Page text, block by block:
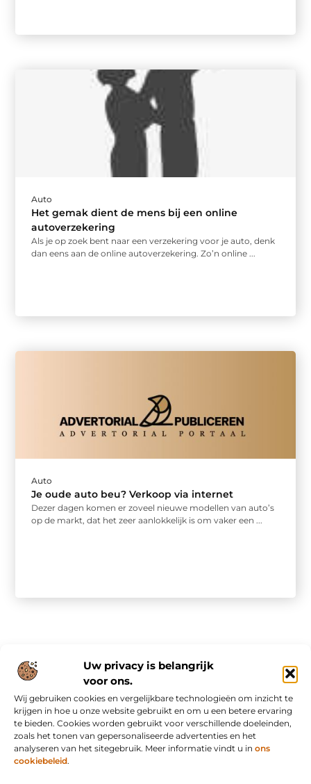
Uw privacy is belangrijk
voor ons.
Wij gebruiken cookies en vergelijkbare technologieën om inzicht te
krijgen in hoe u onze website gebruikt en om u een betere ervaring
te bieden. Cookies worden gebruikt voor verschillende doeleinden,
zoals het tonen van gepersonaliseerde advertenties en het
analyseren van het sitegebruik. Meer informatie vindt u in ons
cookiebeleid.
Auto
Het gemak dient de mens bij een online
autoverzekering
Als je op zoek bent naar een verzekering voor je auto, denk
dan eens aan de online autoverzekering. Zo’n online ...
Auto
Je oude auto beu? Verkoop via internet
Dezer dagen komen er zoveel nieuwe modellen van auto’s
op de markt, dat het zeer aanlokkelijk is om vaker een ...
Onze informatie